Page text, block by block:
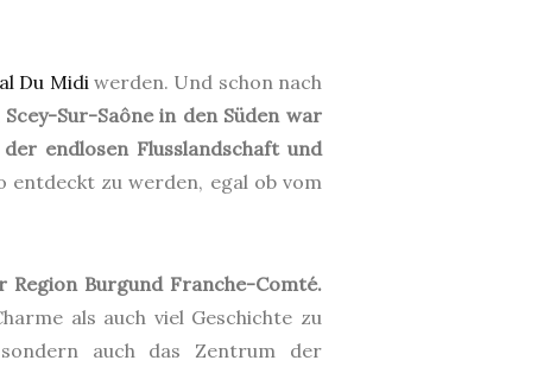
Du Midi werden. Und schon nach
Sur-Saône in den Süden war
endlosen Flusslandschaft und
zu werden, egal ob vom
Burgund Franche-Comté.
als auch viel Geschichte zu
auch das Zentrum der